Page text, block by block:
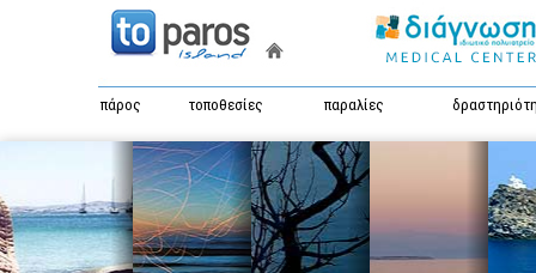
πάρος τοποθεσίες παραλίες